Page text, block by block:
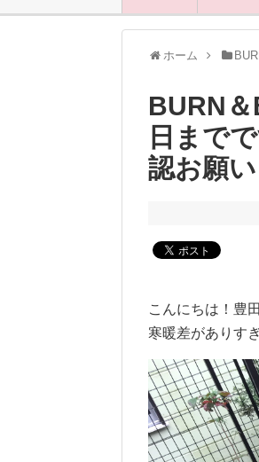
ホーム
BURN
日まで
認お願い
こんにちは！豊
寒暖差がありす